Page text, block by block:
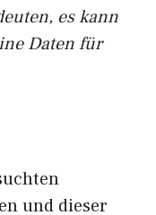
es kann
Daten für
und dieser